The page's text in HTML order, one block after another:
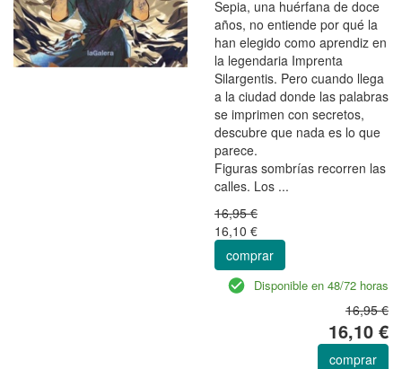
Sepia, una huérfana de doce
años, no entiende por qué la
han elegido como aprendiz en
la legendaria Imprenta
Silargentis. Pero cuando llega
a la ciudad donde las palabras
se imprimen con secretos,
descubre que nada es lo que
parece.
Figuras sombrías recorren las
calles. Los ...
16,95 €
16,10 €
comprar
Disponible en 48/72 horas
16,95 €
16,10 €
comprar